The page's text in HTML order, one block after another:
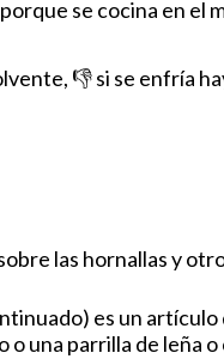
se cocina en
👎 si se enfría
las hornallas y
es un
o una parrilla de leña o